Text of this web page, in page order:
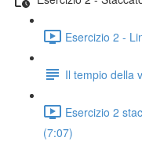
Esercizio 2 -
Il tempio della
Esercizio 2
(7:07)